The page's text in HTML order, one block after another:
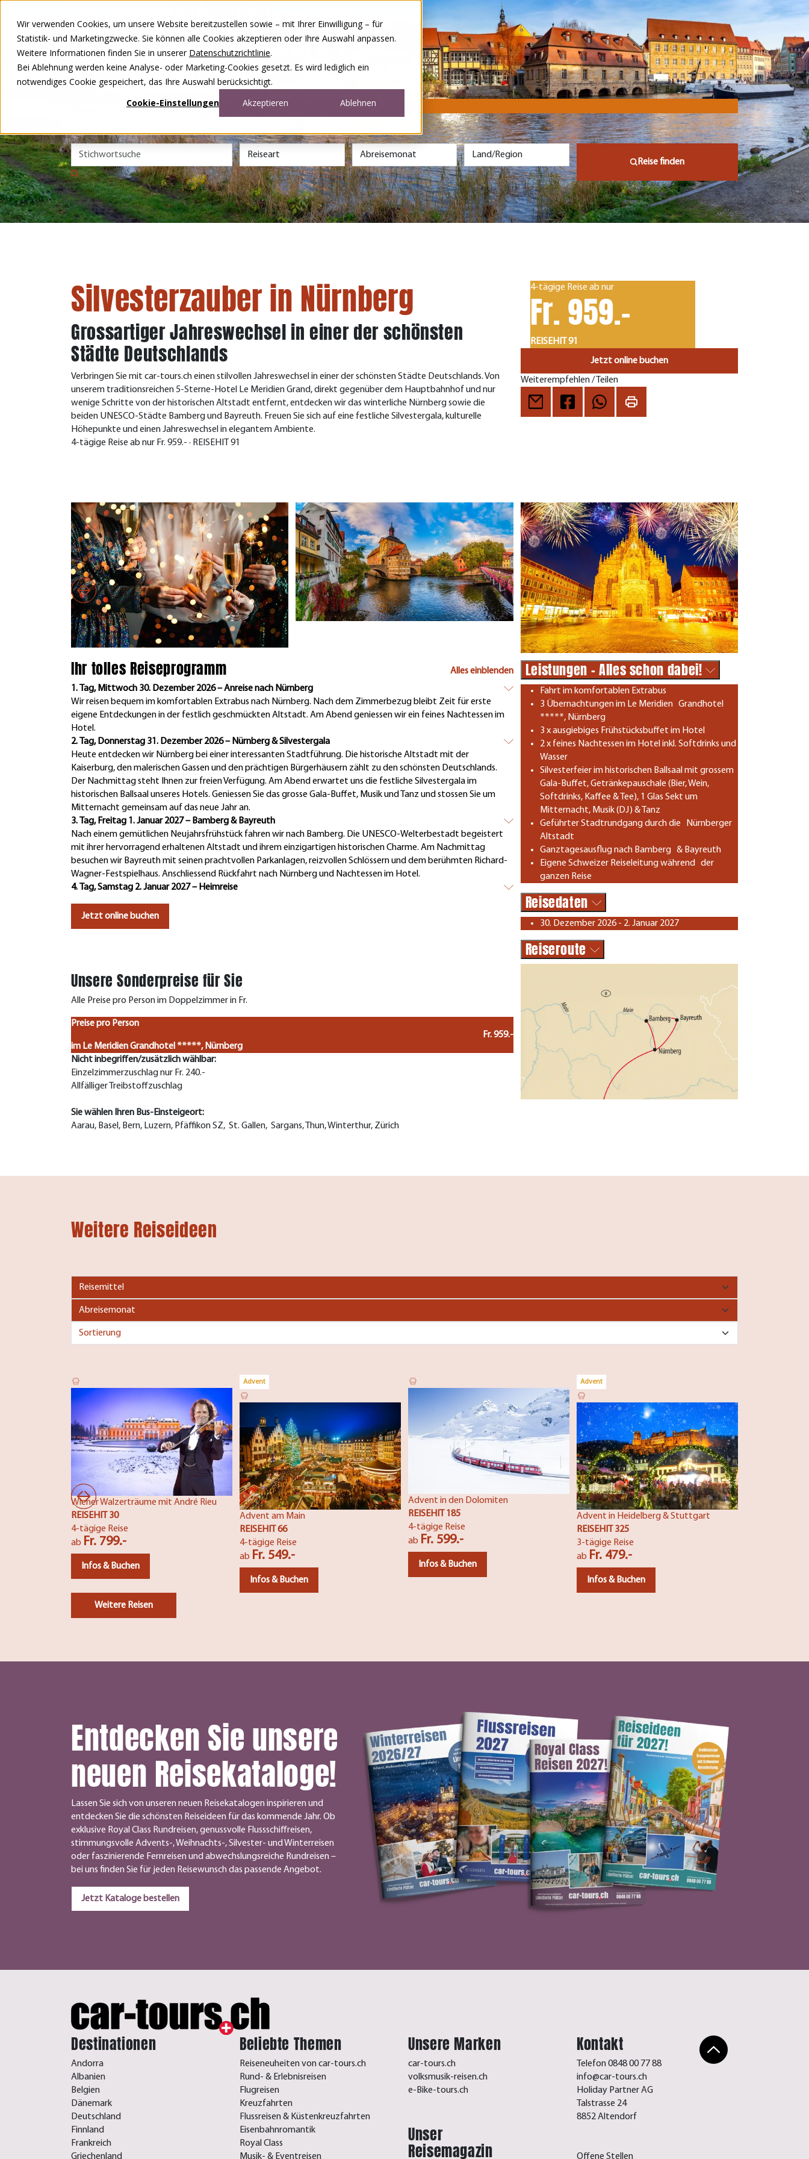
Wir verwenden Cookies, um unsere Website bereitzustellen sowie – mit Ihrer Einwilligung – für
Statistik- und Marketingzwecke. Sie können alle Cookies akzeptieren oder Ihre Auswahl anpassen.
Weitere Informationen finden Sie in unserer Datenschutzrichtlinie.
Bei Ablehnung werden keine Analyse- oder Marketing-Cookies gesetzt. Es wird lediglich ein
notwendiges Cookie gespeichert, das Ihre Auswahl berücksichtigt.
Cookie-Einstellungen
Akzeptieren Ablehnen
Unsere Reisen
Rund ums Reisen
Über uns
Kontakt
Wettbewerb
Reise finden
Silvesterzauber in Nürnberg
Grossartiger Jahreswechsel in einer der schönsten
Städte Deutschlands
Verbringen Sie mit car-tours.ch einen stilvollen Jahreswechsel in einer der schönsten Städte Deutschlands. Von
unserem traditionsreichen 5-Sterne-Hotel Le Meridien Grand, direkt gegenüber dem Hauptbahnhof und nur
wenige Schritte von der historischen Altstadt entfernt, entdecken wir das winterliche Nürnberg sowie die
beiden UNESCO-Städte Bamberg und Bayreuth. Freuen Sie sich auf eine festliche Silvestergala, kulturelle
Höhepunkte und einen Jahreswechsel in elegantem Ambiente.
4-tägige Reise ab nur Fr. 959.- · REISEHIT 91
4-tägige Reise ab nur
Fr. 959.-
REISEHIT 91
Jetzt online buchen
Weiterempfehlen / Teilen
Ihr tolles Reiseprogramm
Alles einblenden
1. Tag, Mittwoch 30. Dezember 2026 – Anreise nach Nürnberg
Wir reisen bequem im komfortablen Extrabus nach Nürnberg. Nach dem Zimmerbezug bleibt Zeit für erste
eigene Entdeckungen in der festlich geschmückten Altstadt. Am Abend geniessen wir ein feines Nachtessen im
Hotel.
2. Tag, Donnerstag 31. Dezember 2026 – Nürnberg & Silvestergala
Heute entdecken wir Nürnberg bei einer interessanten Stadtführung. Die historische Altstadt mit der
Kaiserburg, den malerischen Gassen und den prächtigen Bürgerhäusern zählt zu den schönsten Deutschlands.
Der Nachmittag steht Ihnen zur freien Verfügung. Am Abend erwartet uns die festliche Silvestergala im
historischen Ballsaal unseres Hotels. Geniessen Sie das grosse Gala-Buffet, Musik und Tanz und stossen Sie um
Mitternacht gemeinsam auf das neue Jahr an.
3. Tag, Freitag 1. Januar 2027 – Bamberg & Bayreuth
Nach einem gemütlichen Neujahrsfrühstück fahren wir nach Bamberg. Die UNESCO-Welterbestadt begeistert
mit ihrer hervorragend erhaltenen Altstadt und ihrem einzigartigen historischen Charme. Am Nachmittag
besuchen wir Bayreuth mit seinen prachtvollen Parkanlagen, reizvollen Schlössern und dem berühmten Richard-
Wagner-Festspielhaus. Anschliessend Rückfahrt nach Nürnberg und Nachtessen im Hotel.
4. Tag, Samstag 2. Januar 2027 – Heimreise
Jetzt online buchen
Unsere Sonderpreise für Sie
Alle Preise pro Person im Doppelzimmer in Fr.
Preise pro Person
im Le Meridien Grandhotel *****, Nürnberg
Fr. 959.-
Nicht inbegriffen/zusätzlich wählbar:
Einzelzimmerzuschlag nur Fr. 240.-
Allfälliger Treibstoffzuschlag
Sie wählen Ihren Bus-Einsteigeort:
Aarau, Basel, Bern, Luzern, Pfäffikon SZ, St. Gallen, Sargans, Thun, Winterthur, Zürich
Leistungen - Alles schon dabei!
Fahrt im komfortablen Extrabus
3 Übernachtungen im Le Meridien Grandhotel
*****, Nürnberg
3 x ausgiebiges Frühstücksbuffet im Hotel
2 x feines Nachtessen im Hotel inkl. Softdrinks und
Wasser
Silvesterfeier im historischen Ballsaal mit grossem
Gala-Buffet, Getränkepauschale (Bier, Wein,
Softdrinks, Kaffee & Tee), 1 Glas Sekt um
Mitternacht, Musik (DJ) & Tanz
Geführter Stadtrundgang durch die Nürnberger
Altstadt
Ganztagesausflug nach Bamberg & Bayreuth
Eigene Schweizer Reiseleitung während der
ganzen Reise
Reisedaten
30. Dezember 2026 - 2. Januar 2027
Reiseroute
Weitere Reiseideen
Wiener Walzerträume mit André Rieu
REISEHIT 30
4-tägige Reise
ab Fr. 799.-
Infos & Buchen
Advent
Advent am Main
REISEHIT 66
4-tägige Reise
ab Fr. 549.-
Infos & Buchen
Advent in den Dolomiten
REISEHIT 185
4-tägige Reise
ab Fr. 599.-
Infos & Buchen
Advent
Advent in Heidelberg & Stuttgart
REISEHIT 325
3-tägige Reise
ab Fr. 479.-
Infos & Buchen
Weitere Reisen
Entdecken Sie unsere
neuen Reisekataloge!
Lassen Sie sich von unseren neuen Reisekatalogen inspirieren und
entdecken Sie die schönsten Reiseideen für das kommende Jahr. Ob
exklusive Royal Class Rundreisen, genussvolle Flussschiffreisen,
stimmungsvolle Advents-, Weihnachts-, Silvester- und Winterreisen
oder faszinierende Fernreisen und abwechslungsreiche Rundreisen –
bei uns finden Sie für jeden Reisewunsch das passende Angebot.
Jetzt Kataloge bestellen
Destinationen
Andorra
Albanien
Belgien
Dänemark
Deutschland
Finnland
Frankreich
Griechenland
Beliebte Themen
Reiseneuheiten von car-tours.ch
Rund- & Erlebnisreisen
Flugreisen
Kreuzfahrten
Flussreisen & Küstenkreuzfahrten
Eisenbahnromantik
Royal Class
Musik- & Eventreisen
Unsere Marken
car-tours.ch
volksmusik-reisen.ch
e-Bike-tours.ch
Unser
Reisemagazin
Kontakt
Telefon 0848 00 77 88
info@car-tours.ch
Holiday Partner AG
Talstrasse 24
8852 Altendorf
Offene Stellen